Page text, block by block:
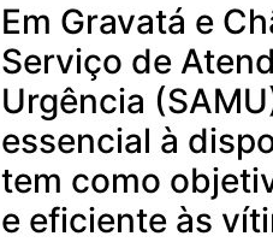
Em Gravatá e
Serviço de
Urgência
essencial à
tem como
e eficiente às